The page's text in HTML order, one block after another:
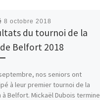
8 octobre 2018
du tournoi de la
Belfort 2018
nos seniors ont
à leur premier tournoi de la
à Belfort. Mickaël Dubois termine